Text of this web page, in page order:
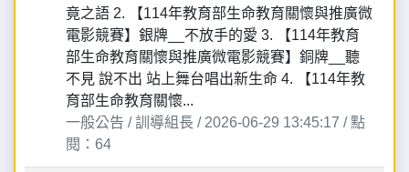
竟之語 2. 【114年教育部生命教育關懷與推廣微
電影競賽】銀牌__不放手的愛 3. 【114年教育
部生命教育關懷與推廣微電影競賽】銅牌__聽
不見 說不出 站上舞台唱出新生命 4. 【114年教
育部生命教育關懷...
一般公告 / 訓導組長 / 2026-06-29 13:45:17 / 點
閱：64